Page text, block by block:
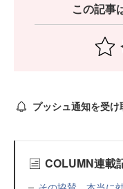
この記事
プッシュ通知を受け
COLUMN連載